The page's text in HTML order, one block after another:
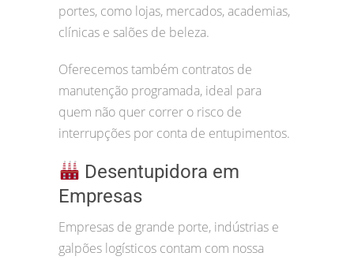
portes, como lojas, mercados, academias,
clínicas e salões de beleza.
Oferecemos também contratos de
manutenção programada, ideal para
quem não quer correr o risco de
interrupções por conta de entupimentos.
Desentupidora em
Empresas
Empresas de grande porte, indústrias e
galpões logísticos contam com nossa